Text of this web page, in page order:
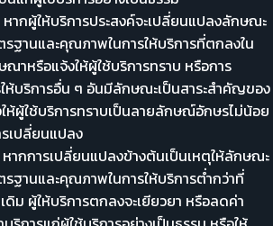
ริการประสงค์จะเปลี่ยนแปลงลักษณะ
รฐานและคุณภาพในการให้บริการที่ตกลงใน
าหรือแจ้งให้ผู้ใช้บริการทราบ หรือการ
ห้บริการอื่น ๆ อันมีลักษณะเป็นสาระสำคัญของ
ให้ผู้ใช้บริการทราบเป็นลายลักษณ์อักษรไม่น้อย
เปลี่ยนแปลง
นแปลงข้างต้นเป็นเหตุให้ลักษณะ
รฐานและคุณภาพในการให้บริการต่ำกว่าที่
ม ผู้ให้บริการตกลงจะเยียวยา หรือลดค่า